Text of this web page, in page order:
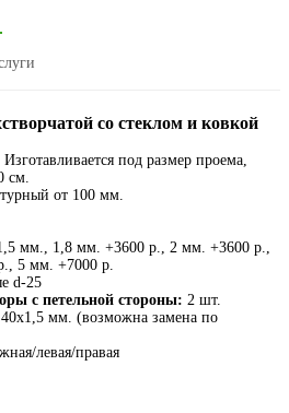
со стеклом и ковкой
Изготавливается под размер проема,
см.
от 100 мм.
мм., 1,8 мм. +3600 р., 2 мм. +3600 р.,
5 мм. +7000 р.
d-25
с петельной стороны: 2 шт.
40х1,5 мм. (возможна замена по
левая/правая